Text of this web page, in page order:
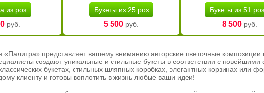
из роз
руб.
Букеты из 25 роз
5 500 руб.
Букеты из 51
8 500руб.
«Палитра» представляет вашему вниманию авторские цветочные композиции
создают уникальные и стильные букеты в соответствии с
классических букетах, стильных шляпных коробках, элегантных корзинах
клиенту и готовы воплотить в жизнь любые ваши идеи!